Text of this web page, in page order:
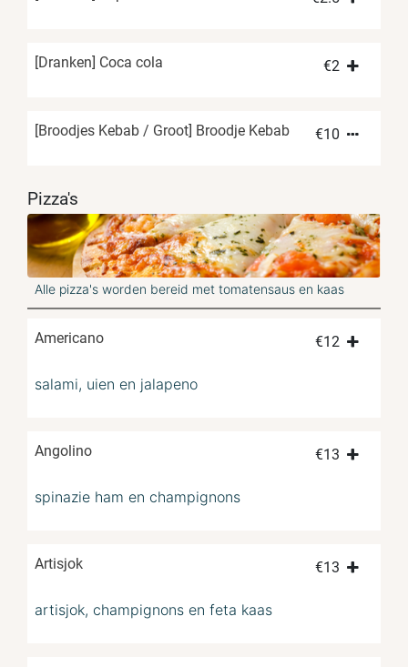
[Dranken] Coca cola €2
[Broodjes Kebab / Groot] Broodje Kebab €10
Pizza's
Alle pizza's worden bereid met tomatensaus en kaas
Americano €12
salami, uien en jalapeno
Angolino €13
spinazie ham en champignons
Artisjok €13
artisjok, champignons en feta kaas